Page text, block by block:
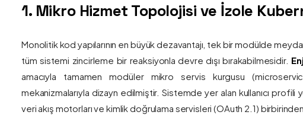
1. Mikro Hizmet Topolojisi ve İzole
Monolitik kod yapılarının en büyük dezavantajı, tek bir modülde
tüm sistemi zincirleme bir reaksiyonla devre dışı bırakabilmesidir.
amacıyla tamamen modüler mikro servis kurgusu
mekanizmalarıyla dizayn edilmiştir. Sistemde yer alan kullanıcı
veri akış motorları ve kimlik doğrulama servisleri (OAuth 2.1)